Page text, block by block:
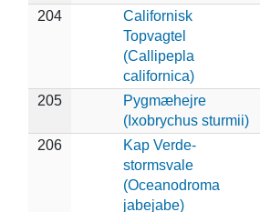
204
Californisk
Topvagtel
(Callipepla
californica)
205
Pygmæhejre
(Ixobrychus sturmii)
206
Kap Verde-
stormsvale
(Oceanodroma
jabejabe)